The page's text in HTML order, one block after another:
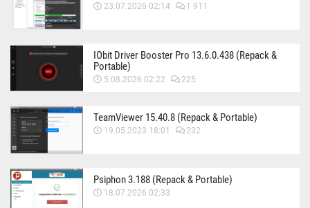
23.07.2026 02:14 1 911
IObit Driver Booster Pro 13.6.0.438 (Repack &
Portable)
5.08.2026 02:22 225
TeamViewer 15.40.8 (Repack & Portable)
19.05.2023 18:01 232
Psiphon 3.188 (Repack & Portable)
18.07.2026 02:33